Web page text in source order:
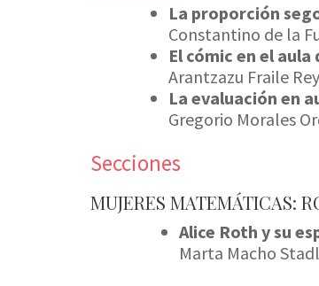
La proporción
Constantino de la
El cómic en el
Arantzazu Fraile
La evaluación en
Gregorio Morales
Secciones
MUJERES MATEMÁTICAS:
Alice Roth y su
Marta Macho